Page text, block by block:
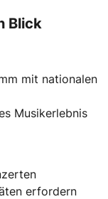
Blick
mit nationalen
Musikerlebnis
erfordern